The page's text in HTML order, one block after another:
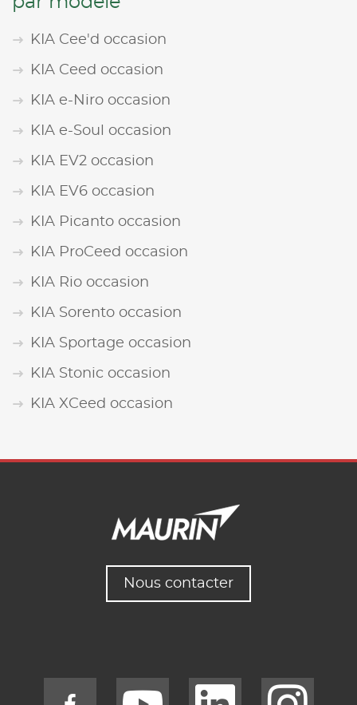
KIA Cee'd occasion
KIA Ceed occasion
KIA e-Niro occasion
KIA e-Soul occasion
KIA EV2 occasion
KIA EV6 occasion
KIA Picanto occasion
KIA ProCeed occasion
KIA Rio occasion
KIA Sorento occasion
KIA Sportage occasion
KIA Stonic occasion
KIA XCeed occasion
Nous contacter